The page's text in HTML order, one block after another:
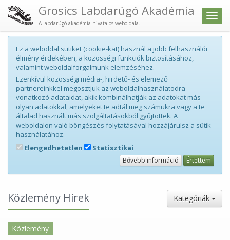
Menü
Grosics Labdarúgó Akadémia
A labdarúgó akadémia hivatalos weboldala.
Ez a weboldal sütiket (cookie-kat) használ a jobb felhasználói
élmény érdekében, a közösségi funkciók biztosításához,
valamint weboldalforgalmunk elemzéséhez.
Ezenkívül közösségi média-, hirdető- és elemező
partnereinkkel megosztjuk az weboldalhasználatodra
vonatkozó adataidat, akik kombinálhatják az adatokat más
olyan adatokkal, amelyeket te adtál meg számukra vagy a te
általad használt más szolgáltatásokból gyűjtöttek. A
weboldalon való böngészés folytatásával hozzájárulsz a sütik
használatához.
Elengedhetetlen
Statisztikai
Bővebb információ Értettem
Közlemény Hírek Kategóriák
Közlemény